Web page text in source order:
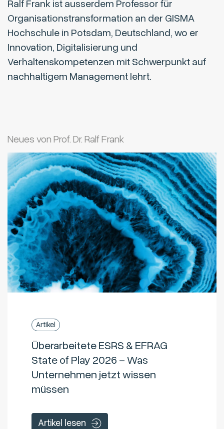
Ralf Frank ist ausserdem Professor für
Organisationstransformation an der GISMA
Hochschule in Potsdam, Deutschland, wo er
Innovation, Digitalisierung und
Verhaltenskompetenzen mit Schwerpunkt auf
nachhaltigem Management lehrt.
Neues von Prof. Dr. Ralf Frank
Artikel
Überarbeitete ESRS & EFRAG
State of Play 2026 – Was
Unternehmen jetzt wissen
müssen
Artikel lesen